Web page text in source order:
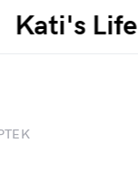
Kati's Life